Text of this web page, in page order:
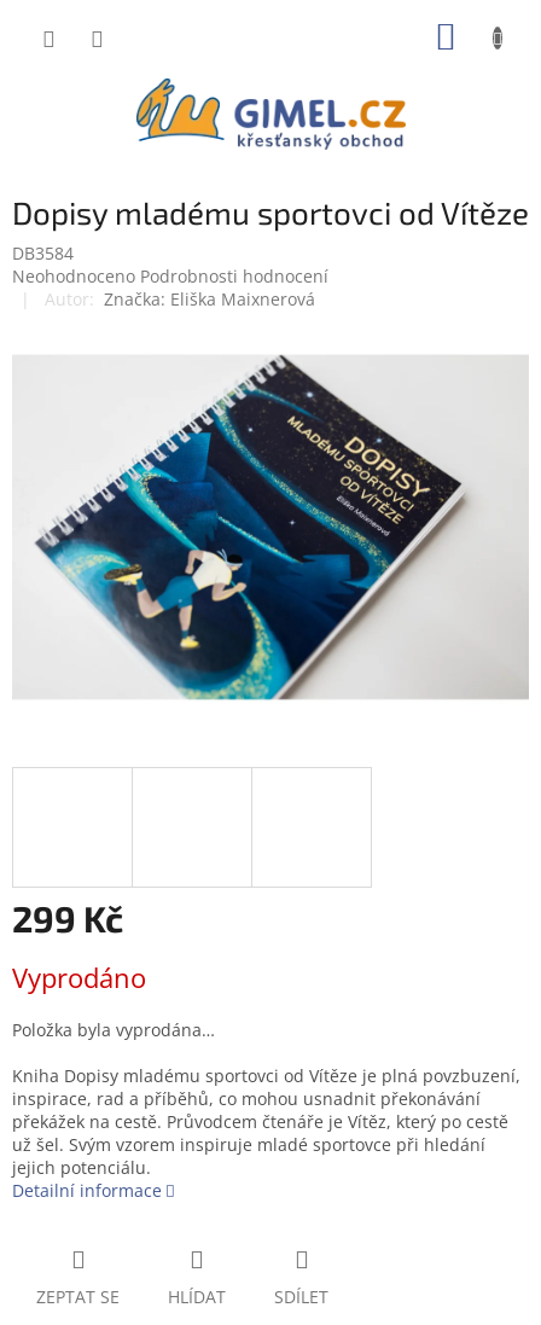
Dopisy mladému sportovci od Vítěze
DB3584
Průměrné
hodnocení
Neohodnoceno Podrobnosti hodnocení
Značka: Eliška Maixnerová
299 Kč
cena:
Vyprodáno
Položka byla vyprodána…
Kniha Dopisy mladému sportovci od Vítěze je plná povzbuzení,
inspirace, rad a příběhů, co mohou usnadnit překonávání
překážek na cestě. Průvodcem čtenáře je Vítěz, který po cestě
už šel. Svým vzorem inspiruje mladé sportovce při hledání
jejich potenciálu.
Detailní informace
ZEPTAT SE HLÍDAT SDÍLET